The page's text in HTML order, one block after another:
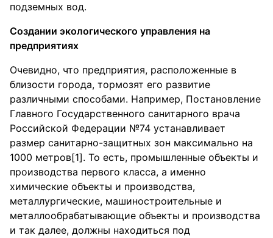
подземных вод.
Создании экологического управления на
предприятиях
Очевидно, что предприятия, расположенные в
близости города, тормозят его развитие
различными способами. Например, Постановление
Главного Государственного санитарного врача
Российской Федерации №74 устанавливает
размер санитарно-защитных зон максимально на
1000 метров[1]. То есть, промышленные объекты и
производства первого класса, а именно
химические объекты и производства,
металлургические, машиностроительные и
металлообрабатывающие объекты и производства
и так далее, должны находиться под